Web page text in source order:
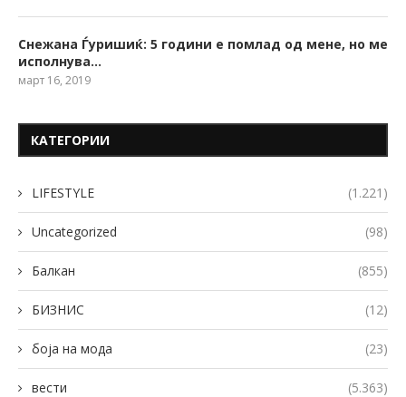
Снежана Ѓуришиќ: 5 години е помлад од мене, но ме
исполнува…
март 16, 2019
КАТЕГОРИИ
LIFESTYLE (1.221)
Uncategorized (98)
Балкан (855)
БИЗНИС (12)
боја на мода (23)
вести (5.363)